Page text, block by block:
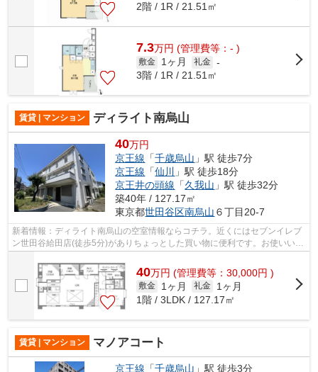
2階 / 1R / 21.51㎡
7.3万円 (管理費等：- )
敷金 1ヶ月 礼金 -
3階 / 1R / 21.51㎡
賃貸 | マンション ディライト南烏山
40万円
京王線 「千歳烏山 」駅 徒歩7分
京王線 「仙川
」駅 徒歩18分
京王井の頭線 「久我山 」駅 徒歩32分
築40年 / 127.17㎡
東京都世田谷区南烏山 ６丁目20-7
新着情報：ディライト南烏山の空室情報ならコチラ。近くにはセブンイレブ
ン世田谷給田店(徒歩5分)がありちょっとした買い物に便利です。お使いいた
40万円 (管理費等：30,000円 )
敷金 1ヶ月 礼金
1ヶ月
1階 / 3LDK / 127.17㎡
賃貸 | マンション マノアコート
京王線 「千歳烏山 」駅 徒歩3分